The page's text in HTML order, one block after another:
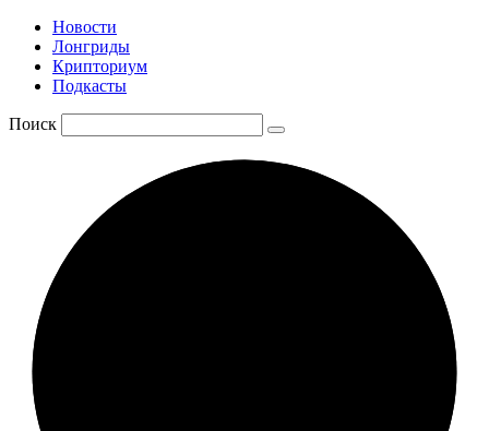
Новости
Лонгриды
Крипториум
Подкасты
Поиск